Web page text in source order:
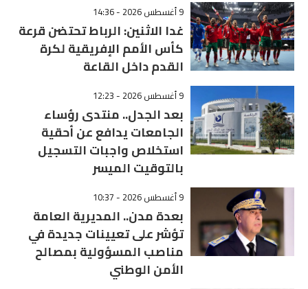
9 أغسطس 2026 - 14:36
غدا الاثنين: الرباط تحتضن قرعة
كأس الأمم الإفريقية لكرة
القدم داخل القاعة
9 أغسطس 2026 - 12:23
بعد الجدل.. منتدى رؤساء
الجامعات يدافع عن أحقية
استخلاص واجبات التسجيل
بالتوقيت الميسر
9 أغسطس 2026 - 10:37
بعدة مدن.. المديرية العامة
تؤشر على تعيينات جديدة في
مناصب المسؤولية بمصالح
الأمن الوطني